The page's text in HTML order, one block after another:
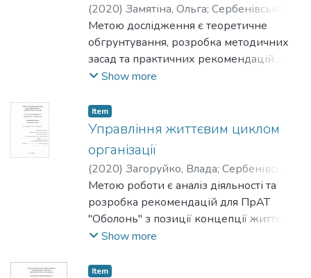
(2020) Замятіна, Ольга; Сербенівська,
Аліна
Метою дослідження є теоретичне
обгрунтування, розробка методичних
засад та практичних рекомендацій з
підвищення ефективності
підприємстві.
Show more
Item
Управління життєвим циклом
організації
(2020) Загоруйко, Влада; Сербенівська,
Аліна
Метою роботи є аналіз діяльності та
розробка рекомендацій для ПрАТ
"Оболонь" з позиції концепції життєвих
циклів.
Show more
Item